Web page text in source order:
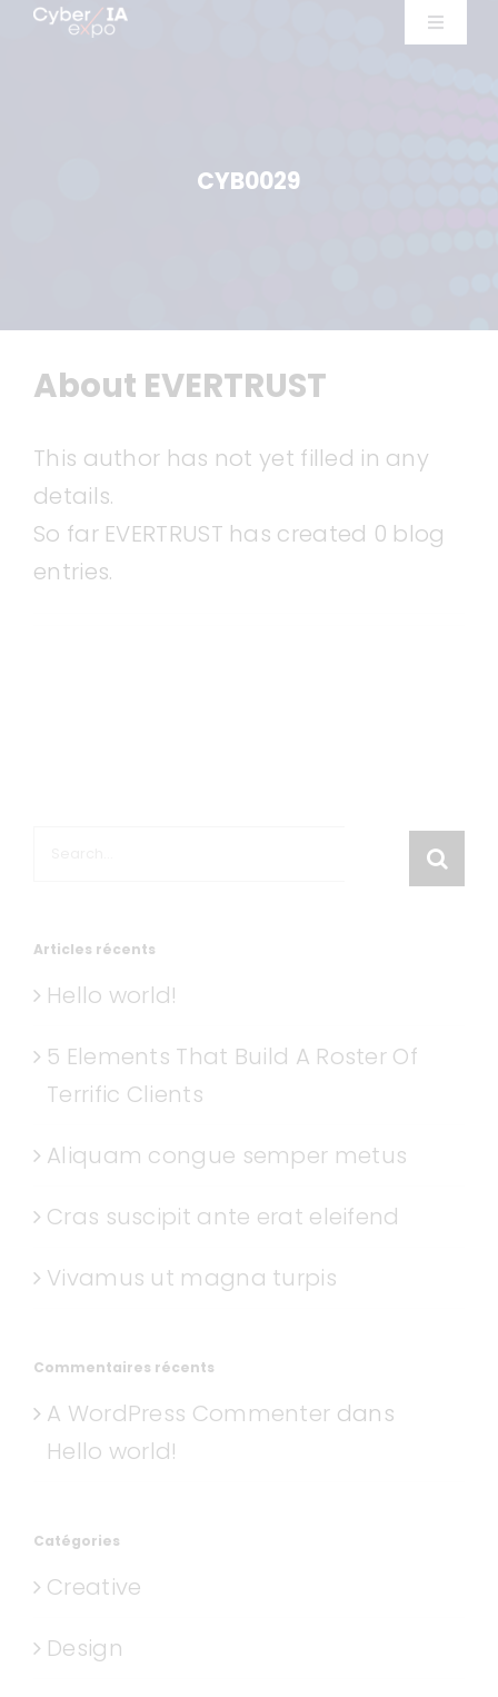
Skip
Toggle
Exposer
CYB0029
About EVERTRUST
This author has not yet filled in any
details.
So far EVERTRUST has created 0 blog
entries.
Articles récents
Hello world!
5 Elements That Build A Roster Of
Terrific Clients
Aliquam congue semper metus
Cras suscipit ante erat eleifend
Vivamus ut magna turpis
Commentaires récents
A WordPress Commenter dans
Hello world!
Catégories
Creative
Design